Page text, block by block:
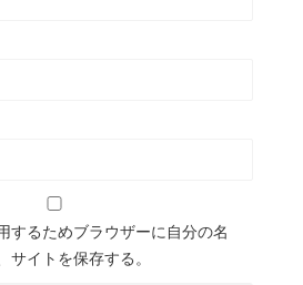
するためブラウザーに自分の名
サイトを保存する。